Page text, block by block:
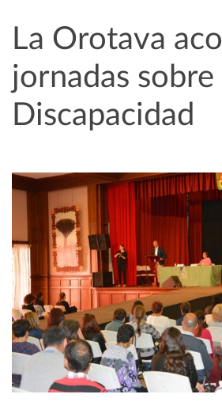
La Orotava
jornadas
Discapacidad